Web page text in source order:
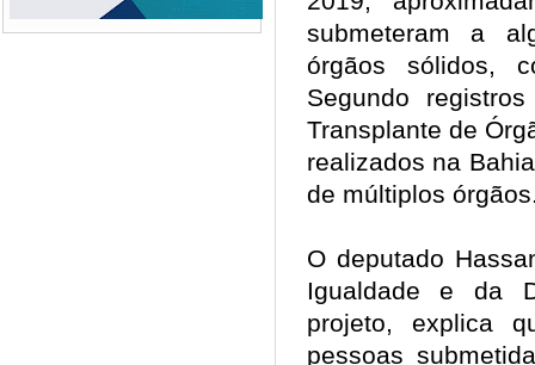
submeteram a
órgãos sólidos,
Segundo
Transplante de
realizados na
de múltiplos
O deputado
Igualdade e da
projeto, explica
pessoas